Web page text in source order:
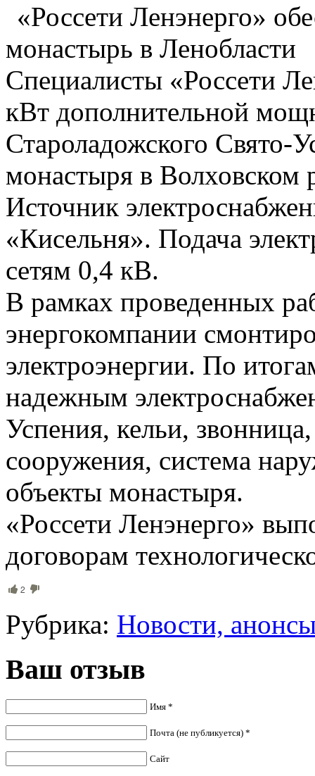
«Россети Ленэнерго»
монастырь в Ленобласти
Специалисты «Россети
кВт дополнительной
Староладожского Свято-
монастыря в Волховском
Источник
«Кисельня». Подача
сетям 0,4 кВ.
В рамках проведенных
энергокомпании
электроэнергии. По
надежным
Успения, кельи,
сооружения, система
объекты монастыря.
«Россети Ленэнерго»
договорам
2
Рубрика: Новости,
Ваш отзыв
Имя *
Почта (не публикуется) *
Сайт